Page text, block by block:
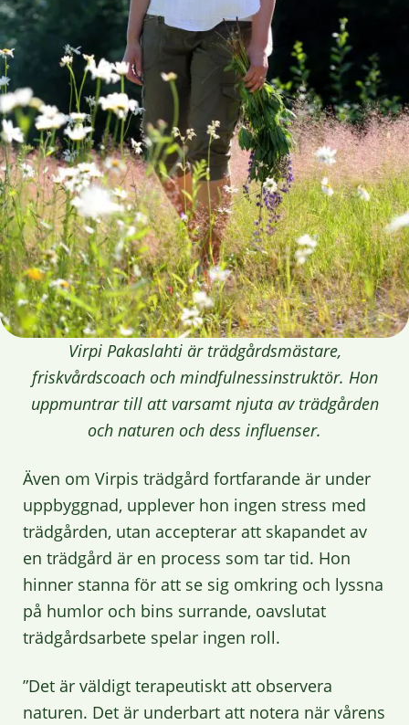
Virpi Pakaslahti är trädgårdsmästare,
friskvårdscoach och mindfulnessinstruktör. Hon
uppmuntrar till att varsamt njuta av trädgården
och naturen och dess influenser.
Även om Virpis trädgård fortfarande är under
uppbyggnad, upplever hon ingen stress med
trädgården, utan accepterar att skapandet av
en trädgård är en process som tar tid. Hon
hinner stanna för att se sig omkring och lyssna
på humlor och bins surrande, oavslutat
trädgårdsarbete spelar ingen roll.
”Det är väldigt terapeutiskt att observera
naturen. Det är underbart att notera när vårens